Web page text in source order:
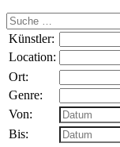
Suche
nach:
Künstler:
Location:
Ort:
Genre:
Von:
Bis: